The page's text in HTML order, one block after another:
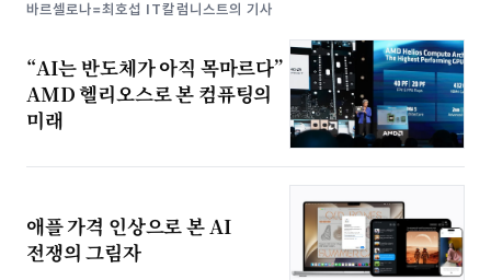
바르셀로나=최호섭 IT칼럼니스트의 기사
“AI는 반도체가 아직 목마르다”
AMD 헬리오스로 본 컴퓨팅의
미래
애플 가격 인상으로 본 AI
전쟁의 그림자